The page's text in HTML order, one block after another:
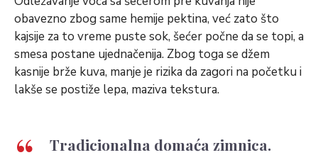
obavezno zbog same hemije pektina, već zato što
kajsije za to vreme puste sok, šećer počne da se topi, a
smesa postane ujednačenija. Zbog toga se džem
kasnije brže kuva, manje je rizika da zagori na početku i
lakše se postiže lepa, maziva tekstura.
Tradicionalna domaća zimnica.